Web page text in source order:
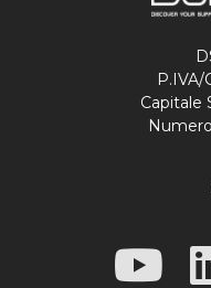
P.IVA/
Capitale